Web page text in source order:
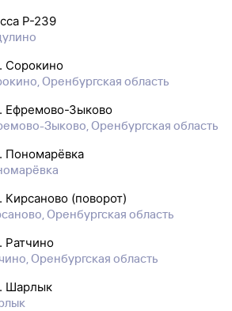
Р-239
Сорокино
Оренбургская область
Ефремово-Зыково
Зыково, Оренбургская область
Пономарёвка
Кирсаново (поворот)
Оренбургская область
Ратчино
Оренбургская область
Шарлык